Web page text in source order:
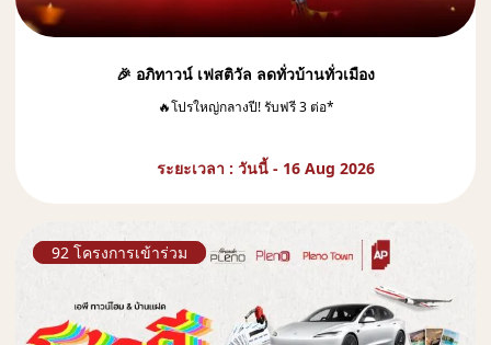
🎉 อภิทาวน์ เฟสติวัล ลดทั่วบ้านทั่วเมือง
🔥โปรใหญ่กลางปี! รับฟรี 3 ต่อ*
ระยะเวลา : วันนี้ - 16 Aug 2026
92 โครงการเข้าร่วม